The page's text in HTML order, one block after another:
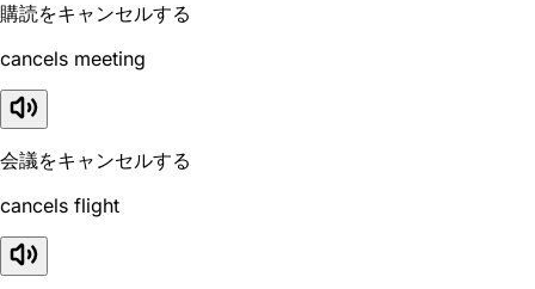
購読をキャンセルする
cancels meeting
会議をキャンセルする
cancels flight